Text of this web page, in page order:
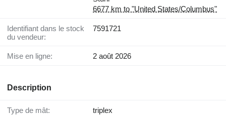
6677 km to "United States/Columbus"
Identifiant dans le stock
du vendeur:
7591721
Mise en ligne: 2 août 2026
Description
Type de mât: triplex